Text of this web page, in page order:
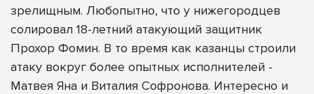
зрелищным. Любопытно, что у нижегородцев
солировал 18-летний атакующий защитник
Прохор Фомин. В то время как казанцы строили
атаку вокруг более опытных исполнителей -
Матвея Яна и Виталия Софронова. Интересно и